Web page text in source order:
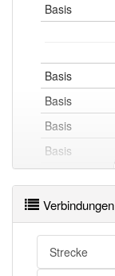
Basis
Basis
Basis
Basis
Basis
Basis
Basis
Verbindungen
Strecke